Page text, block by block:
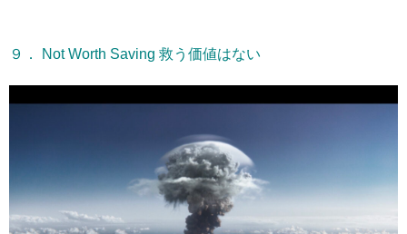
９． Not Worth Saving 救う価値はない